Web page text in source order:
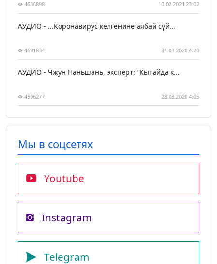
4636898 10.02.2021 23:02
АУДИО - ...Коронавирус келгенине аябай сүй...
4691834 31.03.2020 4:20
АУДИО - Чжун Наньшань, эксперт: “Кытайда к...
4596277 28.03.2020 4:05
Мы в соцсетях
Youtube
Instagram
Telegram